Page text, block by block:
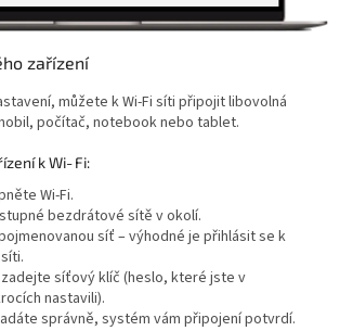
zařízení
můžete k Wi‑Fi síti připojit libovolná
počítač, notebook nebo tablet.
k Wi‑Fi:
Wi‑Fi.
bezdrátové sítě v okolí.
síť – výhodné je přihlásit se k
síťový klíč (heslo, které jste v
nastavili).
správně, systém vám připojení potvrdí.